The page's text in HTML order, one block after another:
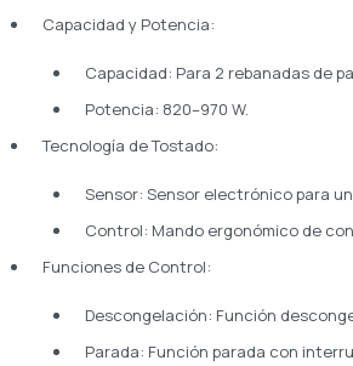
Capacidad y Potencia:
Capacidad: Para 2 rebanadas de
Potencia: 820–970 W.
Tecnología de Tostado:
Sensor: Sensor electrónico para
Control: Mando ergonómico de
Funciones de Control:
Descongelación: Función
Parada: Función parada con